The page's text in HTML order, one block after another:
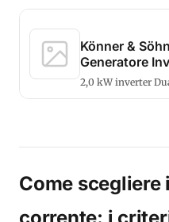
Könner &
Generatore
Fuel
2,0 kW inverter
Come scegliere